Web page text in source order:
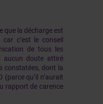
que la décharge est
c’est le conseil
de tous les
aucun doute attiré
constatées, dont la
qu’il n’aurait
rapport de carence